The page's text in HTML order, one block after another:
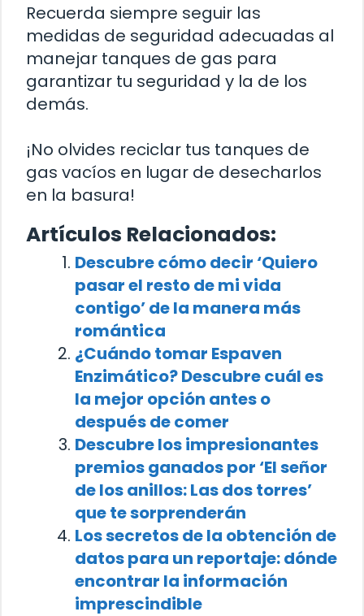
Recuerda siempre seguir las
medidas de seguridad adecuadas al
manejar tanques de gas para
garantizar tu seguridad y la de los
demás.
¡No olvides reciclar tus tanques de
gas vacíos en lugar de desecharlos
en la basura!
Artículos Relacionados:
Descubre cómo decir ‘Quiero
pasar el resto de mi vida
contigo’ de la manera más
romántica
¿Cuándo tomar Espaven
Enzimático? Descubre cuál es
la mejor opción antes o
después de comer
Descubre los impresionantes
premios ganados por ‘El señor
de los anillos: Las dos torres’
que te sorprenderán
Los secretos de la obtención de
datos para un reportaje: dónde
encontrar la información
imprescindible